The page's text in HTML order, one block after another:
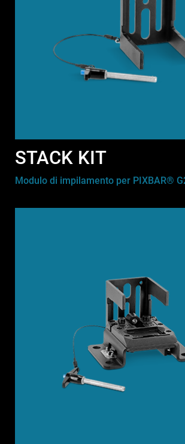
STACK KIT
Modulo di impilamento per PIXBAR®